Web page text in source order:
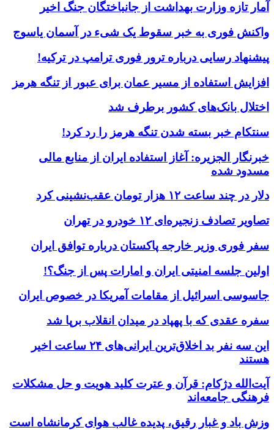
آمار تازه وزارت بهداشت از جانباختگان جنگ اخیر
واکنش فوری به خبر سقوط یک شیء در آسمان یاسوج
پیشنهاد رسایی درباره ترور فوری ترامپ در ترکیه!
افزایش استفاده از مسیر عمان برای عبور از تنگه هرمز
اختلال بانک‌های کشور برطرف شد
سنتکام خبر بسته شدن تنگه هرمز را رد کرد!
خبرنگار الجزیره: آغاز استفاده ایران از منابع مالی
مسدود شده
دلار در چند ساعت ۱۲ هزار تومان عقب‌نشینی کرد
تصاویر تصادف زنجیره‌ای ۱۲ خودرو در تهران
سفر فوری وزیر خارجه پاکستان درباره توافق ایران
اولین جلسه امنیتی ایران و امارات پس از جنگ؟!
جاسوسی اسرائیل از مقامات آمریکا در خصوص ایران
سفره عقدی که با پهپاد در میدان انقلاب برپا شد
این سه نفر بد اخلاق‌ترین ایرانی‌های ۲۴ ساعت اخیر
هستند
آیت‌الله دژکام: قرآن و عترت کلید هویت و حل مشکلات
فرهنگی جامعه‌اند
وزش باد و غبار رقیق، پدیده غالب هوای کرمانشاه است